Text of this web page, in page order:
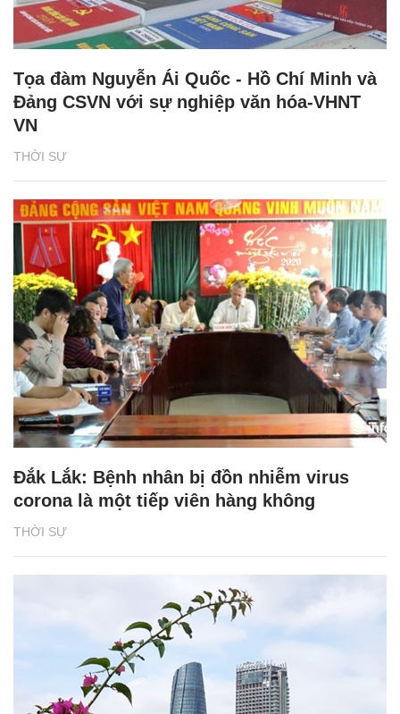
THỜI SỰ
Tọa đàm Nguyễn Ái Quốc - Hồ Chí Minh và
Đảng CSVN với sự nghiệp văn hóa-VHNT
VN
THỜI SỰ
Đắk Lắk: Bệnh nhân bị đồn nhiễm virus
corona là một tiếp viên hàng không